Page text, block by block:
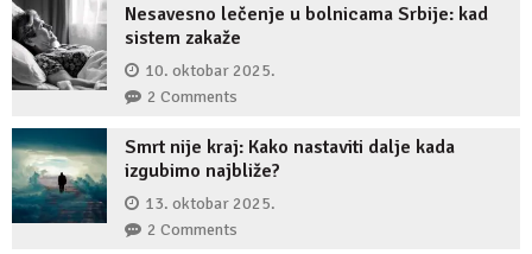
Nesavesno lečenje u bolnicama Srbije: kad
sistem zakaže
10. oktobar 2025.
2 Comments
Smrt nije kraj: Kako nastaviti dalje kada
izgubimo najbliže?
13. oktobar 2025.
2 Comments